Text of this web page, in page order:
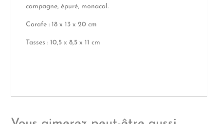
campagne, épuré, monacal.
Carafe : 18 x 13 x 20 cm
Tasses : 10,5 x 8,5 x 11 cm